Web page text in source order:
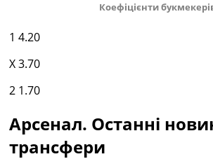
Коефіцієнти
1 4.20
X3.70
2 1.70
Арсенал. Останні
трансфери